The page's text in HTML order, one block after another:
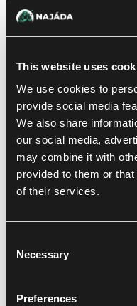
This website uses
We use cookies to
provide social media
We also share
our social media,
may combine it with
provided to them or
of their services.
Selection
Necessary
Preferences